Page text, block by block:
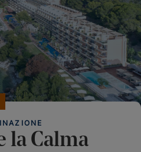
la Calma